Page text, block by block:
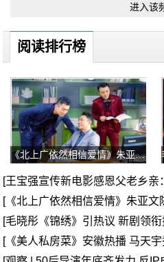
进入该
阅读排行榜
《北上广依然相信爱情》朱亚文陈妍希“中招”
[王宝强宣传新电影感恩父老乡亲
[《北上广依然相信爱情》朱亚文
[毛晓彤《锦绣》引热议 新剧领
[《美人私房菜》安徽热播 马天